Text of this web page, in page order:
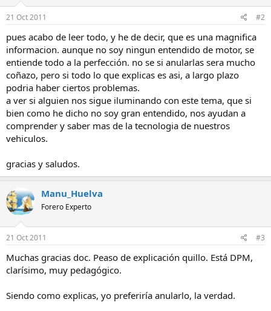
21 Oct 2011 #2
pues acabo de leer todo, y he de decir, que es una magnifica
informacion. aunque no soy ningun entendido de motor, se
entiende todo a la perfección. no se si anularlas sera mucho
coñazo, pero si todo lo que explicas es asi, a largo plazo
podria haber ciertos problemas.
a ver si alguien nos sigue iluminando con este tema, que si
bien como he dicho no soy gran entendido, nos ayudan a
comprender y saber mas de la tecnologia de nuestros
vehiculos.
gracias y saludos.
Manu_Huelva
Forero Experto
21 Oct 2011 #3
Muchas gracias doc. Peaso de explicación quillo. Está DPM,
clarísimo, muy pedagógico.
Siendo como explicas, yo preferiría anularlo, la verdad.